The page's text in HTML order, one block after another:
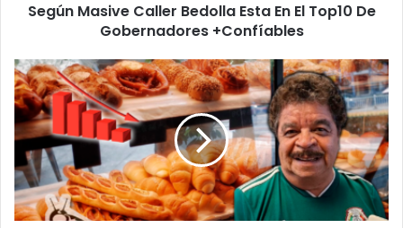
Gobernadores
Según Masive Caller Bedolla Esta En El Top10 De
Gobernadores +Confíables
Ventas
De
Pan
Han
Caído
Hasta
50%
En
Morelia;